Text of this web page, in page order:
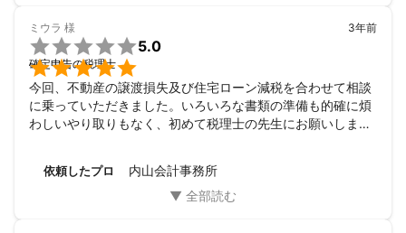
ミウラ 様


5.0
確定申告の税理士
3年前
今回、不動産の譲渡損失及び住宅ローン減税を合わせて相談
に乗っていただきました。いろいろな書類の準備も的確に煩
わしいやり取りもなく、初めて税理士の先生にお願いしまし
ともよろしくお願いします。
依頼したプロ 内山会計事務所